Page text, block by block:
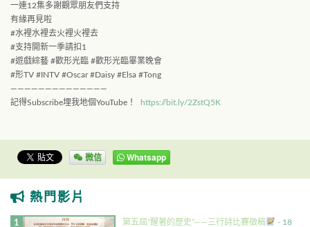
一連12集多謝觀眾朋友們支持
有緣再見啦
#水裡水裡去火裡火裡去
#支持開新一季請扣1
#遊戲綜藝 #歡形光臨 #歡形光臨畢業晚會
#形TV #INTV #Oscar #Daisy #Elsa #Tong
——————————————
記得Subscribe埋我地個YouTube！
https://bit.ly/2ZstQ5K
微信 Whatsapp
熱門影片
第五屆”醒著的歷史”——三行詩比賽徵稿
- 18